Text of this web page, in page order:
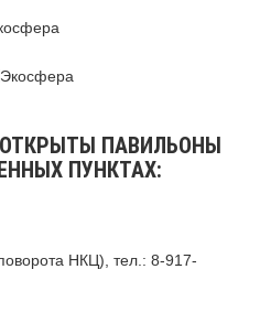
ПАВИЛЬОНЫ
ПУНКТАХ:
НКЦ), тел.: 8-917-